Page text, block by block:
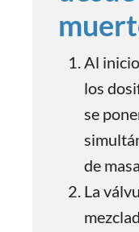
Al
los
se
de
La